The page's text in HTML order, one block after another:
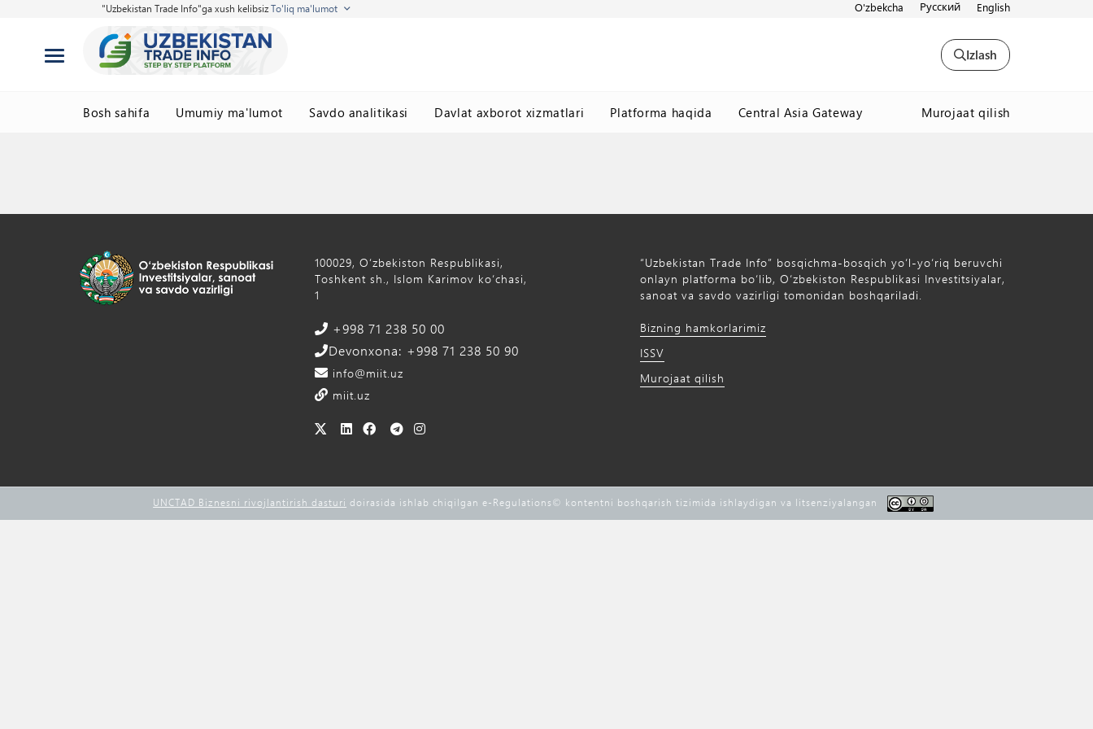
"Uzbekistan Trade Info"ga xush kelibsizTo'liq ma'lumot O'zbekcha Русский English
Izlash
Bosh sahifa Umumiy ma'lumot Savdo analitikasi Davlat axborot xizmatlari Platforma haqida Central Asia Gateway Murojaat qilish
100029, Oʻzbekiston Respublikasi,
Toshkent sh., Islom Karimov ko‘chasi,
1
+998 71 238 50 00
Devonxona: +998 71 238 50 90
info@miit.uz
miit.uz
“Uzbekistan Trade Info” bosqichma-bosqich yo‘l-yo‘riq beruvchi
onlayn platforma bo‘lib, O‘zbekiston Respublikasi Investitsiyalar,
sanoat va savdo vazirligi tomonidan boshqariladi.
Bizning hamkorlarimiz
ISSV
Murojaat qilish
UNCTAD Biznesni rivojlantirish dasturi doirasida ishlab chiqilgan e-Regulations©️ kontentni boshqarish tizimida ishlaydigan va litsenziyalangan